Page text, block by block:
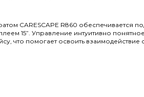
CARESCAPE R860 обеспечивается
15”. Управление интуитивно
что помогает освоить взаимодействие